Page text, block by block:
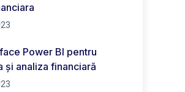
Power BI pentru
și analiza financiară